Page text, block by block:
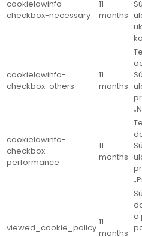
cookielawinfo-
checkbox-necessary
11
months
cookielawinfo-
checkbox-others
11
months
cookielawinfo-
checkbox-
performance
11
months
viewed_cookie_policy
11
months
a